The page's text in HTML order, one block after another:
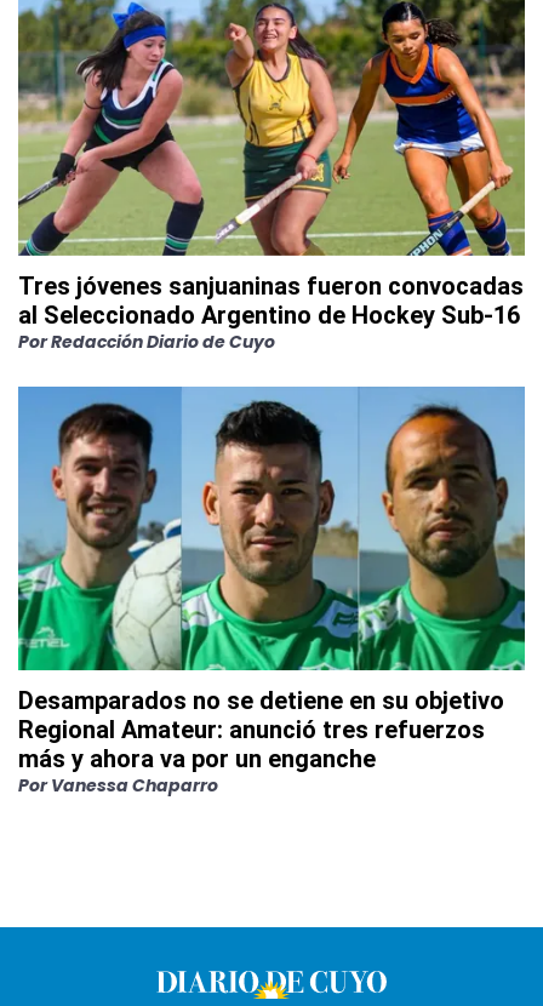
Tres jóvenes sanjuaninas fueron convocadas
al Seleccionado Argentino de Hockey Sub-16
PorRedacción Diario de Cuyo
Desamparados no se detiene en su objetivo
Regional Amateur: anunció tres refuerzos
más y ahora va por un enganche
Por Vanessa Chaparro